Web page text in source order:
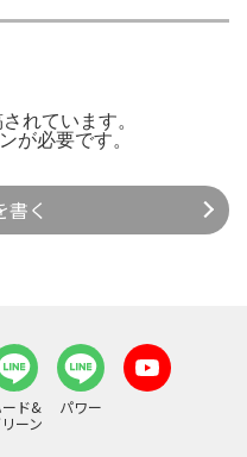
れています。
が必要です。
書く
ード&
ーン
パワー